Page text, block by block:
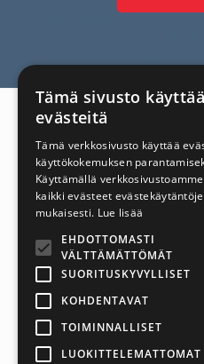
Saa
Tilaamalla
saamaan
Tämä sivusto käyttää
evästeitä
Tämä verkkosivusto käyttää
käyttökokemuksen
Käyttämällä
kaikki evästeet
mukaisesti. Lue lisää
EHDOTTOMASTI
VÄLTTÄMÄTTÖMÄT
SUORITUSKYVYLLISET
KOHDENTAVAT
TOIMINNALLISET
LUOKITTELEMATTOMAT